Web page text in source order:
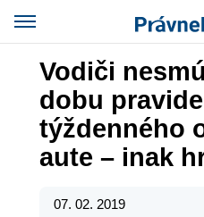
Vodiči
dobu
týždenného
aute – inak
07. 02. 2019